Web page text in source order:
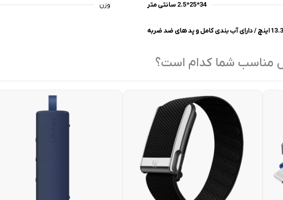
34*25*2.5 سانتی متر وزن
مناسب شما کدام است؟